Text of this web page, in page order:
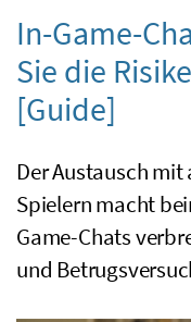
In-Game-
Sie die
[Guide]
Der Austausch
Spielern macht
Game-Chats
und